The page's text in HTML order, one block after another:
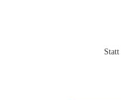
Statt